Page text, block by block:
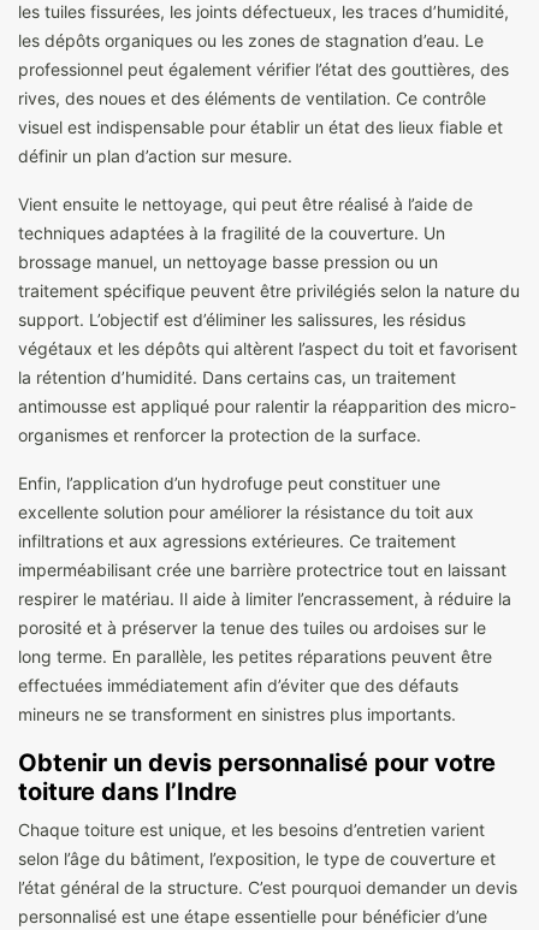
les tuiles fissurées, les joints défectueux, les traces d’humidité,
les dépôts organiques ou les zones de stagnation d’eau. Le
professionnel peut également vérifier l’état des gouttières, des
rives, des noues et des éléments de ventilation. Ce contrôle
visuel est indispensable pour établir un état des lieux fiable et
définir un plan d’action sur mesure.
Vient ensuite le nettoyage, qui peut être réalisé à l’aide de
techniques adaptées à la fragilité de la couverture. Un
brossage manuel, un nettoyage basse pression ou un
traitement spécifique peuvent être privilégiés selon la nature du
support. L’objectif est d’éliminer les salissures, les résidus
végétaux et les dépôts qui altèrent l’aspect du toit et favorisent
la rétention d’humidité. Dans certains cas, un traitement
antimousse est appliqué pour ralentir la réapparition des micro-
organismes et renforcer la protection de la surface.
Enfin, l’application d’un hydrofuge peut constituer une
excellente solution pour améliorer la résistance du toit aux
infiltrations et aux agressions extérieures. Ce traitement
imperméabilisant crée une barrière protectrice tout en laissant
respirer le matériau. Il aide à limiter l’encrassement, à réduire la
porosité et à préserver la tenue des tuiles ou ardoises sur le
long terme. En parallèle, les petites réparations peuvent être
effectuées immédiatement afin d’éviter que des défauts
mineurs ne se transforment en sinistres plus importants.
Obtenir un devis personnalisé pour votre
toiture dans l’Indre
Chaque toiture est unique, et les besoins d’entretien varient
selon l’âge du bâtiment, l’exposition, le type de couverture et
l’état général de la structure. C’est pourquoi demander un devis
personnalisé est une étape essentielle pour bénéficier d’une